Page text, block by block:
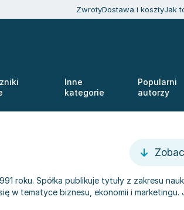
ZwrotyDostawa i kosztyJak
Inne
kategorie
Popularni
autorzy
roku. Spółka publikuje tytuły z zakresu nauk
w tematyce biznesu, ekonomii i marketingu.